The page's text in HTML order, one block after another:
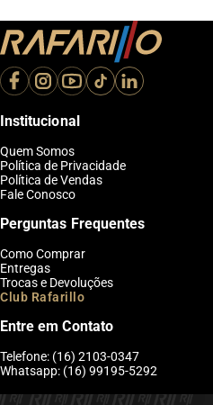
Institucional
Quem Somos
Política de Privacidade
Política de Vendas
Fale Conosco
Perguntas Frequentes
Como Comprar
Entregas
Trocas e Devoluções
Club Rafarillo
Entre em Contato
Telefone: (16) 2103-0347
Whatsapp: (16) 99195-5292